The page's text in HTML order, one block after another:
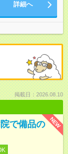
詳細へ
掲載日：2026.08.10
NEW
で備品の